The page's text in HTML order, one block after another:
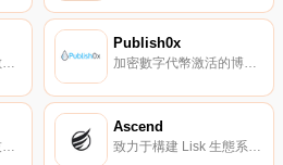
面向下一代出版商的數字新聞中心解決方案。
Publish0x
加密數字代幣激活的博客平臺。
日本首個基于區塊鏈技術的社交媒體平臺。
Ascend
致力于構建 Lisk 生態系統。